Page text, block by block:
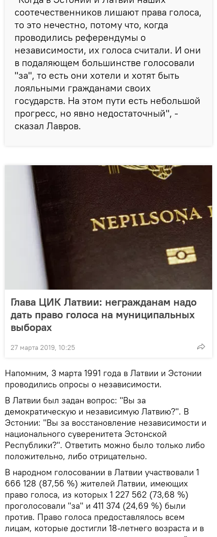
соотечественников лишают права голоса,
то это нечестно, потому что, когда
проводились референдумы о
независимости, их голоса считали. И они
в подаляющем большинстве голосовали
"за", то есть они хотели и хотят быть
лояльными гражданами своих
государств. На этом пути есть небольшой
прогресс, но явно недостаточный", -
сказал Лавров.
Глава ЦИК Латвии: негражданам надо
дать право голоса на муниципальных
выборах
27 марта 2019, 10:25
Напомним, 3 марта 1991 года в Латвии и Эстонии
проводились опросы о независимости.
В Латвии был задан вопрос: "Вы за
демократическую и независимую Латвию?". В
Эстонии: "Вы за восстановление независимости и
национального суверенитета Эстонской
Республики?". Ответить можно было только либо
положительно, либо отрицательно.
В народном голосовании в Латвии участвовали 1
666 128 (87,56 %) жителей Латвии, имеющих
право голоса, из которых 1 227 562 (73,68 %)
проголосовали "за" и 411 374 (24,69 %) были
против. Право голоса предоставлялось всем
лицам, которые достигли 18-летнего возраста и в